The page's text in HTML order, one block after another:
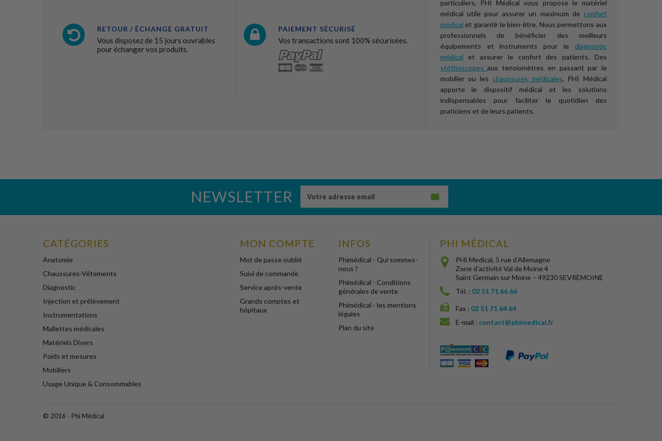
RETOUR / ÉCHANGE GRATUIT
Vous disposez de 15 jours ouvrables
pour échanger vos produits.
PAIEMENT SÉCURISÉ
Vos transactions sont 100% sécurisées.
particuliers, PHI Médical vous propose le matériel
médical utile pour assurer un maximum de confort
médical et garantir le bien-être. Nous permettons aux
professionnels de bénéficier des meilleurs
équipements et instruments pour le diagnostic
médical et assurer le confort des patients. Des
stéthoscopesaux tensiomètres en passant par le
mobilier ou les chaussures médicales, PHI Médical
apporte le dispositif médical et les solutions
indispensables pour faciliter le quotidien des
praticiens et de leurs patients.
NEWSLETTER
CATÉGORIES
Anatomie
Chaussures-Vêtements
Diagnostic
Injection et prélèvement
Instrumentations
Mallettes médicales
Matériels Divers
Poids et mesures
Mobiliers
Usage Unique & Consommables
MON COMPTE
Mot de passe oublié
Suivi de commande
Service après-vente
Grands comptes et
hôpitaux
INFOS
Phimédical - Qui sommes-
nous ?
Phimédical - Conditions
générales de vente
Phimédical - les mentions
légales
Plan du site
© 2016 - Phi Médical
PHI MÉDICAL
PHI Medical, 5 rue d’Allemagne
Zone d’activité Val de Moine 4
Saint Germain sur Moine – 49230 SEVREMOINE
Tél. : 02 51 71 66 66
Fax : 02 51 71 64 64
E-mail : contact@phimedical.fr